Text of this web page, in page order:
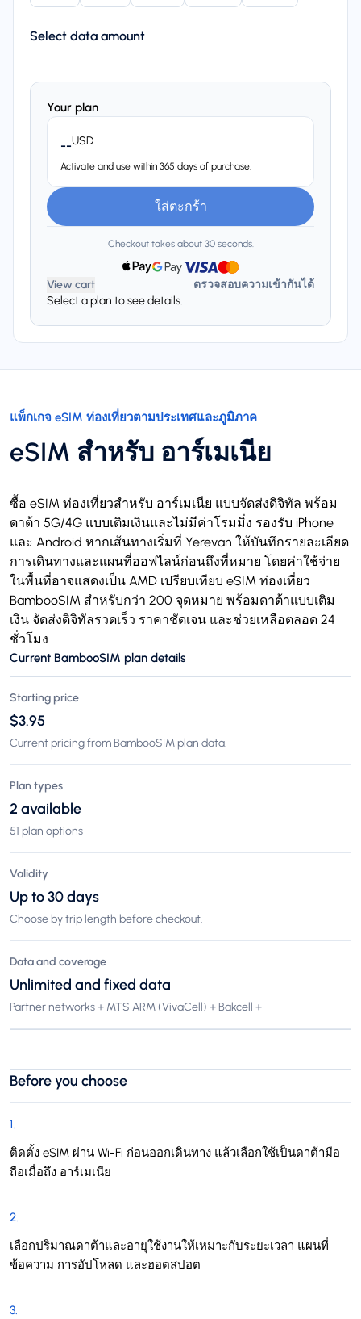
Select data amount
Your plan
--USD
Activate and use within 365 days of purchase.
ใส่ตะกร้า
Checkout takes about 30 seconds.
View cart
ตรวจสอบความเข้ากันได้
Select a plan to see details.
แพ็กเกจ eSIM ท่องเที่ยวตามประเทศและภูมิภาค
eSIM สำหรับ อาร์เมเนีย
ซื้อ eSIM ท่องเที่ยวสำหรับ อาร์เมเนีย แบบจัดส่งดิจิทัล พร้อม
ดาต้า 5G/4G แบบเติมเงินและไม่มีค่าโรมมิ่ง รองรับ iPhone
และ Android หากเส้นทางเริ่มที่ Yerevan ให้บันทึกรายละเอียด
การเดินทางและแผนที่ออฟไลน์ก่อนถึงที่หมาย โดยค่าใช้จ่าย
ในพื้นที่อาจแสดงเป็น AMD เปรียบเทียบ eSIM ท่องเที่ยว
BambooSIM สำหรับกว่า 200 จุดหมาย พร้อมดาต้าแบบเติม
เงิน จัดส่งดิจิทัลรวดเร็ว ราคาชัดเจน และช่วยเหลือตลอด 24
ชั่วโมง
Current BambooSIM plan details
Starting price
$3.95
Current pricing from BambooSIM plan data.
Plan types
2 available
51 plan options
Validity
Up to 30 days
Choose by trip length before checkout.
Data and coverage
Unlimited and fixed data
Partner networks + MTS ARM (VivaCell) + Bakcell +
Before you choose
1.
ติดตั้ง eSIM ผ่าน Wi-Fi ก่อนออกเดินทาง แล้วเลือกใช้เป็นดาต้ามือ
ถือเมื่อถึง อาร์เมเนีย
2.
เลือกปริมาณดาต้าและอายุใช้งานให้เหมาะกับระยะเวลา แผนที่
ข้อความ การอัปโหลด และฮอตสปอต
3.